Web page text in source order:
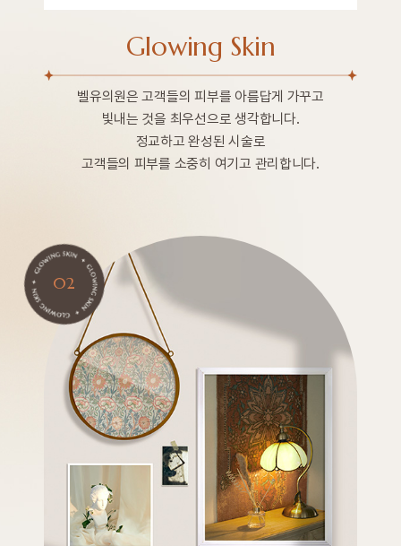
Glowing Skin
벨유의원은 고객들의 피부를 아름답게 가꾸고
빛내는 것을 최우선으로 생각합니다.
정교하고 완성된 시술로
고객들의 피부를 소중히 여기고 관리합니다.
02